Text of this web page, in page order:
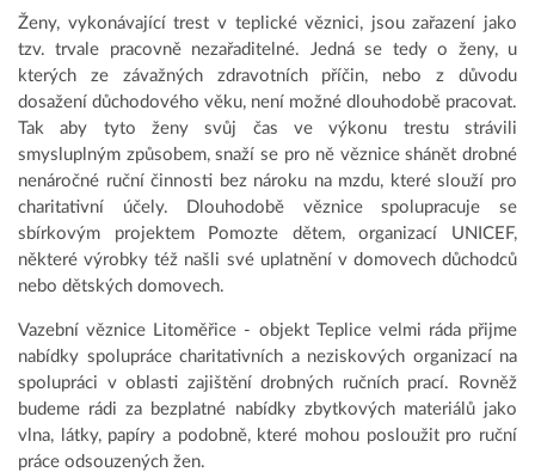
Ženy, vykonávající trest v teplické věznici, jsou zařazení jako
tzv. trvale pracovně nezařaditelné. Jedná se tedy o ženy, u
kterých ze závažných zdravotních příčin, nebo z důvodu
dosažení důchodového věku, není možné dlouhodobě pracovat.
Tak aby tyto ženy svůj čas ve výkonu trestu strávili
smysluplným způsobem, snaží se pro ně věznice shánět drobné
nenáročné ruční činnosti bez nároku na mzdu, které slouží pro
charitativní účely. Dlouhodobě věznice spolupracuje se
sbírkovým projektem Pomozte dětem, organizací UNICEF,
některé výrobky též našli své uplatnění v domovech důchodců
nebo dětských domovech.
Vazební věznice Litoměřice - objekt Teplice velmi ráda přijme
nabídky spolupráce charitativních a neziskových organizací na
spolupráci v oblasti zajištění drobných ručních prací. Rovněž
budeme rádi za bezplatné nabídky zbytkových materiálů jako
vlna, látky, papíry a podobně, které mohou posloužit pro ruční
práce odsouzených žen.